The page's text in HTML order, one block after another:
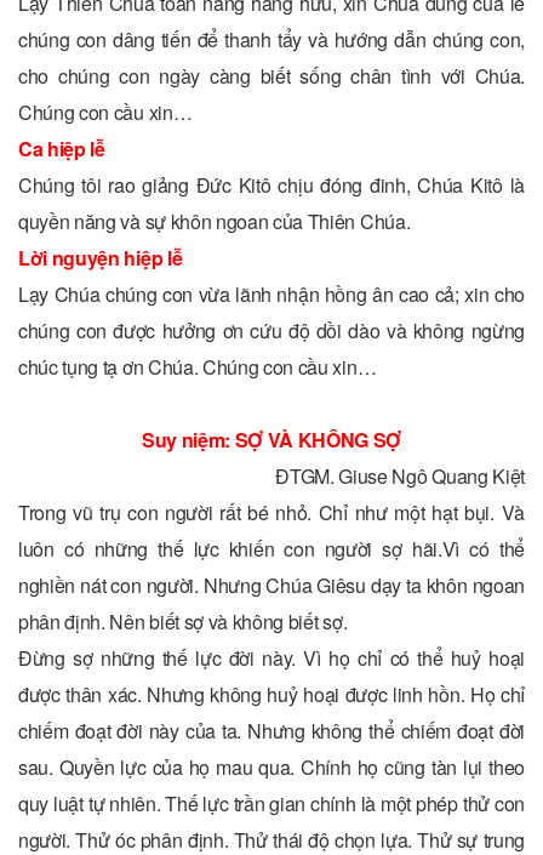
chúng con dâng tiến để thanh tẩy và hướng dẫn chúng con,
cho chúng con ngày càng biết sống chân tình với Chúa.
Chúng con cầu xin…
Ca hiệp lễ
Chúng tôi rao giảng Đức Kitô chịu đóng đinh, Chúa Kitô là
quyền năng và sự khôn ngoan của Thiên Chúa.
Lời nguyện hiệp lễ
Lạy Chúa chúng con vừa lãnh nhận hồng ân cao cả; xin cho
chúng con được hưởng ơn cứu độ dồi dào và không ngừng
chúc tụng tạ ơn Chúa. Chúng con cầu xin…
Suy niệm: SỢ VÀ KHÔNG SỢ
ĐTGM. Giuse Ngô Quang Kiệt
Trong vũ trụ con người rất bé nhỏ. Chỉ như một hạt bụi. Và
luôn có những thế lực khiến con người sợ hãi.Vì có thể
nghiền nát con người. Nhưng Chúa Giêsu dạy ta khôn ngoan
phân định. Nên biết sợ và không biết sợ.
Đừng sợ những thế lực đời này. Vì họ chỉ có thể huỷ hoại
được thân xác. Nhưng không huỷ hoại được linh hồn. Họ chỉ
chiếm đoạt đời này của ta. Nhưng không thể chiếm đoạt đời
sau. Quyền lực của họ mau qua. Chính họ cũng tàn lụi theo
quy luật tự nhiên. Thế lực trần gian chính là một phép thử con
người. Thử óc phân định. Thử thái độ chọn lựa. Thử sự trung